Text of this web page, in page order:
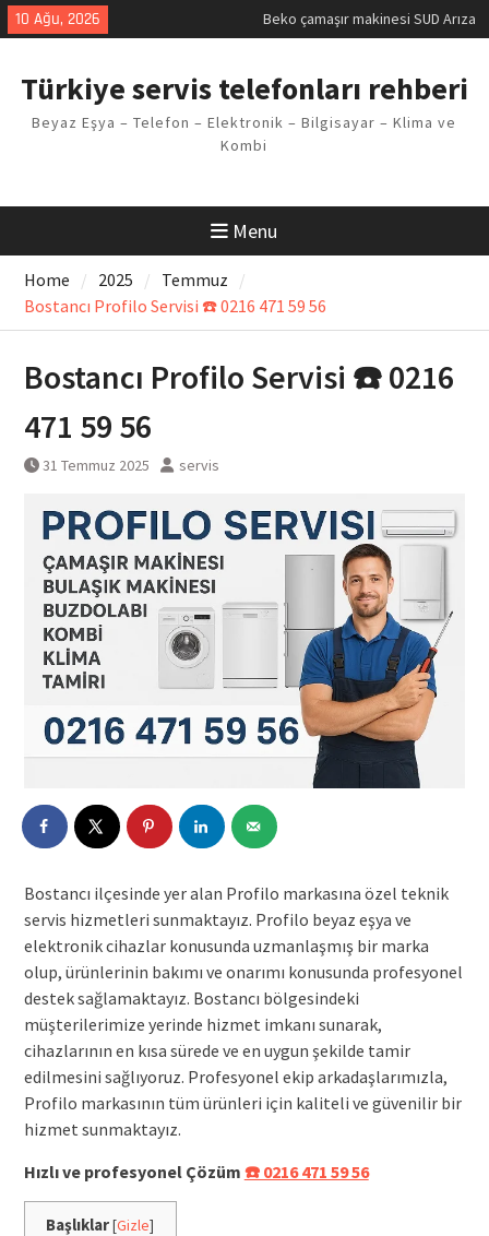
Skip
to
10 Ağu, 2026
Demirdöküm buzdolabı E1 Arıza
Arızası Çözümü
E02 Arıza Kodu Regal kombi
Sorunu
Türkiye servis telefonları rehberi
Beyaz Eşya – Telefon – Elektronik – Bilgisayar – Klima ve
Kombi
Menu
Home 2025
Temmuz
Bostancı Profilo Servisi ☎️ 0216 471 59 56
Bostancı Profilo Servisi ☎️ 0216
471 59 56
31 Temmuz 2025 servis
Bostancı ilçesinde yer alan Profilo markasına özel teknik
servis hizmetleri sunmaktayız. Profilo beyaz eşya ve
elektronik cihazlar konusunda uzmanlaşmış bir marka
olup, ürünlerinin bakımı ve onarımı konusunda profesyonel
destek sağlamaktayız. Bostancı bölgesindeki
müşterilerimize yerinde hizmet imkanı sunarak,
cihazlarının en kısa sürede ve en uygun şekilde tamir
edilmesini sağlıyoruz. Profesyonel ekip arkadaşlarımızla,
Profilo markasının tüm ürünleri için kaliteli ve güvenilir bir
hizmet sunmaktayız.
Hızlı ve profesyonel Çözüm ☎️ 0216 471 59 56
Başlıklar[Gizle]